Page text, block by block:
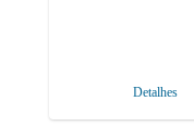
Detalhes